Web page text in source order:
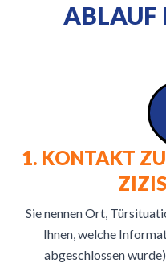
ABLAUF
1. KONTAKT ZU
Sie nennen Ort,
Ihnen, welche
abgeschlossen